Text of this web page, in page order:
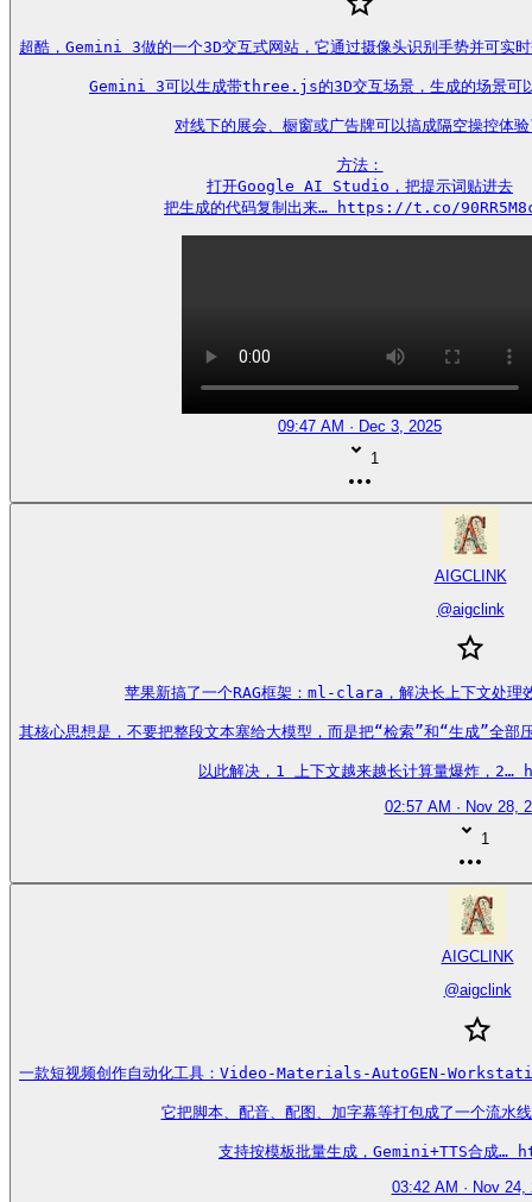
超酷，Gemini 3做的一个3D交互式网站，它通过摄像头识别手势并可实
Gemini 3可以生成带three.js的3D交互场景，生成的场景可
对线下的展会、橱窗或广告牌可以搞成隔空操控体
方法：
打开Google AI Studio，把提示词贴进去
把生成的代码复制出来… https://t.co/
09:47 AM · Dec 3, 2025
1
AIGCLINK
@aigclink
苹果新搞了一个RAG框架：ml-clara，解决长上下文处理
其核心思想是，不要把整段文本塞给大模型，而是把“检索”和“生成”全部
以此解决，1 上下文越来越长计算量爆炸
02:57 AM · Nov 28,
1
AIGCLINK
@aigclink
一款短视频创作自动化工具：Video-Materials-AutoGEN-
它把脚本、配音、配图、加字幕等打包成了一个流水
支持按模板批量生成，Gemini+TTS合
03:42 AM · Nov 24,